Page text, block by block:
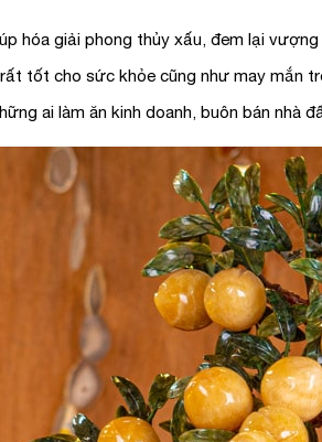
hóa giải phong thủy xấu, đem lại
tốt cho sức khỏe cũng như may mắn
ai làm ăn kinh doanh, buôn bán